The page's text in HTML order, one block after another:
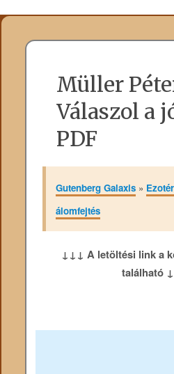
Müller
Válaszol a
PDF
Gutenberg Galaxis»
álomfejtés
↓↓↓ A letöltési link a
található